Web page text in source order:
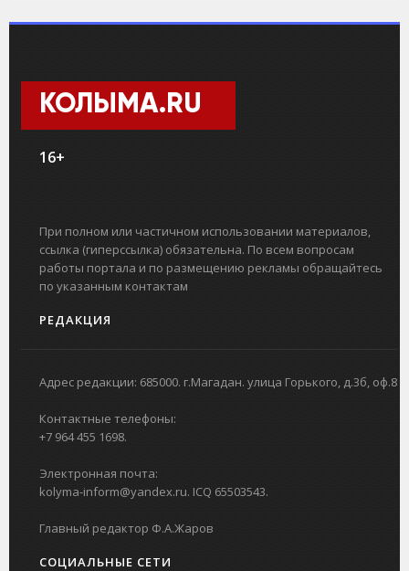
КОЛЫМА.RU
16+
При полном или частичном использовании материалов,
ссылка (гиперссылка) обязательна. По всем вопросам
работы портала и по размещению рекламы обращайтесь
по указанным контактам
РЕДАКЦИЯ
Адрес редакции: 685000. г.Магадан. улица Горького, д.3б, оф.8
Контактные телефоны:
+7 964 455 1698.
Электронная почта:
kolyma-inform@yandex.ru. ICQ 65503543.
Главный редактор Ф.А.Жаров
СОЦИАЛЬНЫЕ СЕТИ